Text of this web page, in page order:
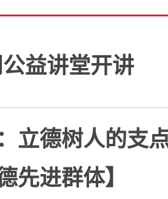
益讲堂开讲
立德树人的支
先进群体】